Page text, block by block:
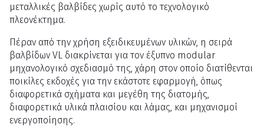
μεταλλικές βαλβίδες χωρίς αυτό το τεχνολογικό
πλεονέκτημα.
Πέραν από την χρήση εξειδικευμένων υλικών, η σειρά
βαλβίδων VL διακρίνεται για τον έξυπνο modular
μηχανολογικό σχεδιασμό της, χάρη στον οποίο διατίθενται
ποικίλες εκδοχές για την εκάστοτε εφαρμογή, όπως
διαφορετικά σχήματα και μεγέθη της διατομής,
διαφορετικά υλικά πλαισίου και λάμας, και μηχανισμοί
ενεργοποίησης.